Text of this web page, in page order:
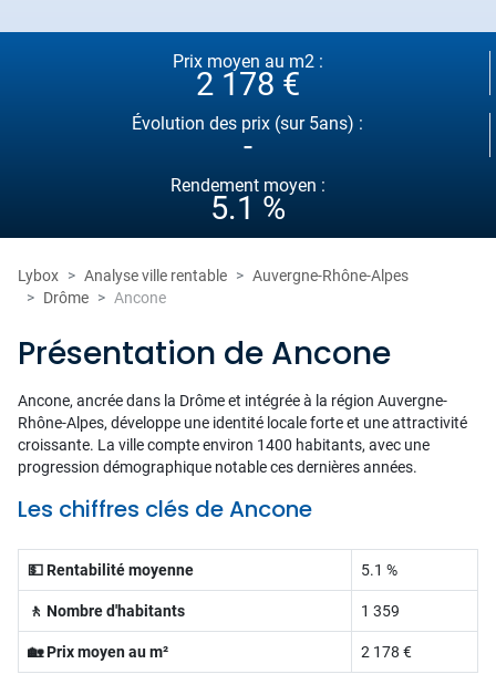
Prix moyen au m2 :
2 178 €
Évolution des prix (sur 5ans) :
-
Rendement moyen :
5.1 %
Lybox Analyse ville rentable
Auvergne-Rhône-Alpes
Drôme
Ancone
Présentation de Ancone
Ancone, ancrée dans la Drôme et intégrée à la région Auvergne-
Rhône-Alpes, développe une identité locale forte et une attractivité
croissante. La ville compte environ 1400 habitants, avec une
progression démographique notable ces dernières années.
Les chiffres clés de Ancone
💵 Rentabilité moyenne 5.1 %
🚶 Nombre d'habitants 1 359
🏡 Prix moyen au m² 2 178 €